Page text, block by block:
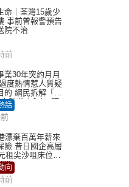
命｜荃灣15歲少
事前曾報警預告
院不治
前
業30年突約月月
度熱情惹人質疑
的 網民拆解「扮
動機｜Juicy叮
話
漂棄百萬年薪來
險 昔日國企高層
租尖沙咀床位｜
向
前